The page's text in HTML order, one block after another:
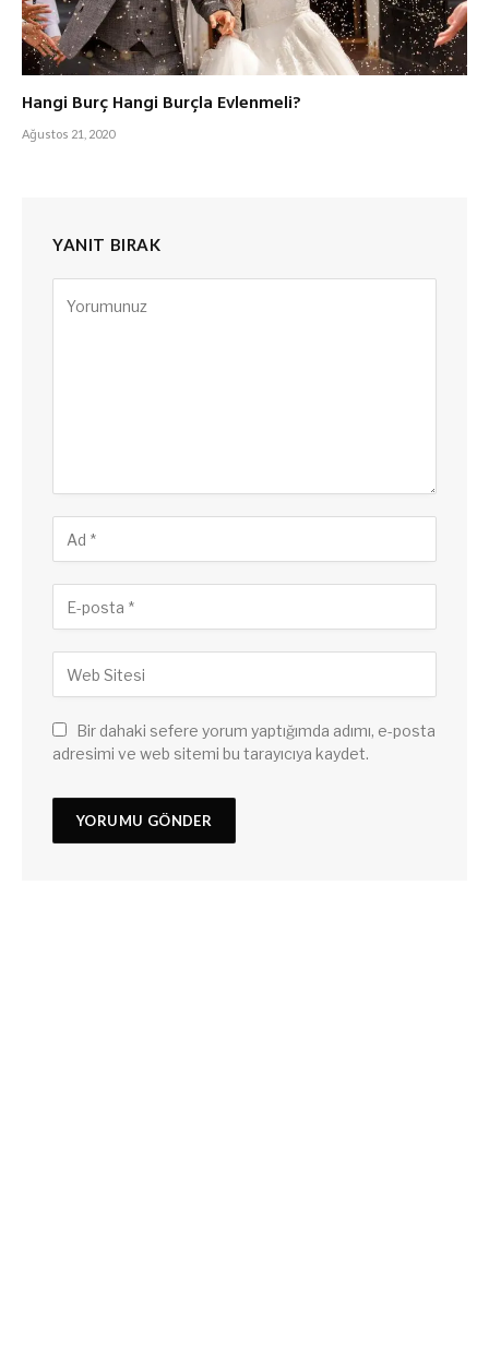
Hangi Burç Hangi Burçla Evlenmeli?
Ağustos 21, 2020
YANIT BIRAK
Bir dahaki sefere yorum yaptığımda adımı, e-posta
adresimi ve web sitemi bu tarayıcıya kaydet.